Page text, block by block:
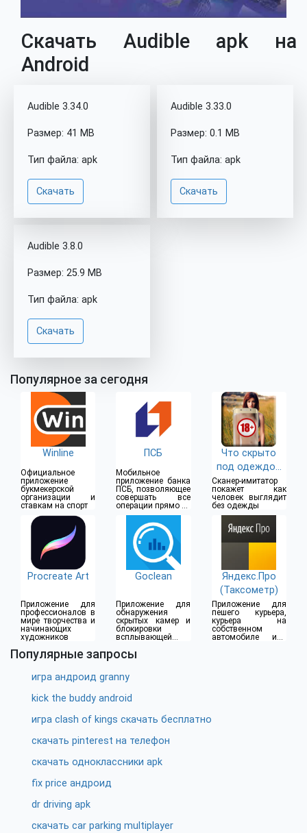
Скачать Audible apk на
Android
Audible 3.34.0
Размер: 41 MB
Тип файла: apk
Скачать
Audible 3.33.0
Размер: 0.1 MB
Тип файла: apk
Скачать
Audible 3.8.0
Размер: 25.9 MB
Тип файла: apk
Скачать
Популярное за сегодня
Winline
Официальное
приложение
букмекерской
организации и
ставкам на спорт
ПСБ
Мобильное
приложение банка
ПСБ, позволяющее
совершать все
операции прямо из
дома
Что скрыто
под одеждой
(18+)
Сканер-имитатор
покажет как
человек выглядит
без одежды
Procreate Art
Приложение для
профессионалов в
мире творчества и
начинающих
художников
Goclean
Приложение для
обнаружения
скрытых камер и
блокировки
всплывающей
Яндекс.Про
(Таксометр)
Приложение для
пешего курьера,
курьера на
собственном
автомобиле или
Популярные запросы
игра андроид granny
kick the buddy android
игра clash of kings скачать бесплатно
скачать pinterest на телефон
скачать одноклассники apk
fix price андроид
dr driving apk
скачать car parking multiplayer